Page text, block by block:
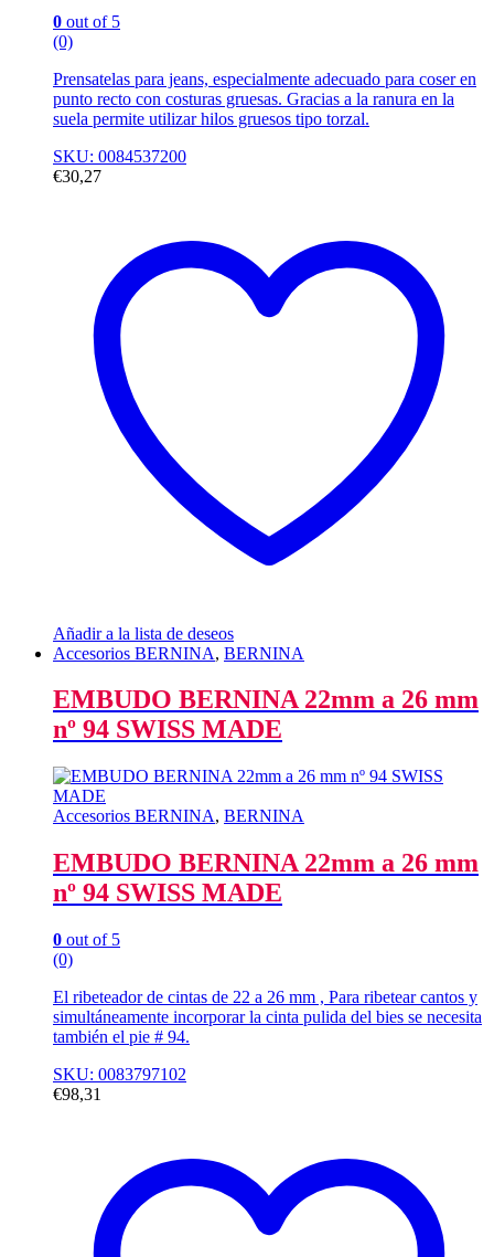
0 out of 5
(0)
Prensatelas para jeans, especialmente adecuado para coser en
punto recto con costuras gruesas. Gracias a la ranura en la
suela permite utilizar hilos gruesos tipo torzal.
SKU: 0084537200
€30,27
Añadir a la lista de deseos
Accesorios BERNINA, BERNINA
EMBUDO BERNINA 22mm a 26 mm
nº 94 SWISS MADE
Accesorios BERNINA, BERNINA
EMBUDO BERNINA 22mm a 26 mm
nº 94 SWISS MADE
0 out of 5
(0)
El ribeteador de cintas de 22 a 26 mm , Para ribetear cantos y
simultáneamente incorporar la cinta pulida del bies se necesita
también el pie # 94.
SKU: 0083797102
€98,31